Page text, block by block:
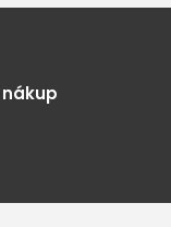
nákup